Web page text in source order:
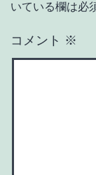
いている欄は必
コメント ※